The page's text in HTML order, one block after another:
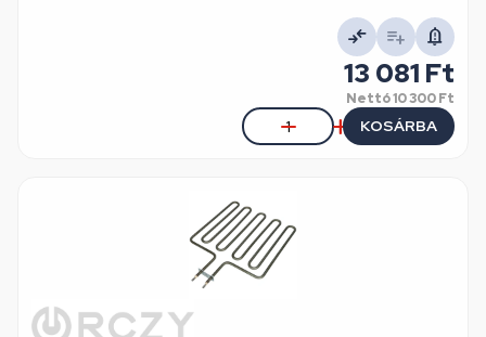
13 081 Ft
Nettó10 300 Ft
KOSÁRBA